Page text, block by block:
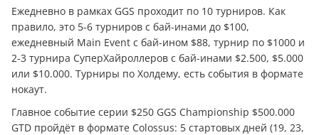
Ежедневно в рамках GGS проходит по 10 турниров. Как
правило, это 5-6 турниров с бай-инами до $100,
ежедневный Main Event с бай-ином $88, турнир по $1000 и
2-3 турнира СуперХайроллеров с бай-инами $2.500, $5.000
или $10.000. Турниры по Холдему, есть события в формате
нокаут.
Главное событие серии $250 GGS Championship $500.000
GTD пройдёт в формате Colossus: 5 стартовых дней (19, 23,